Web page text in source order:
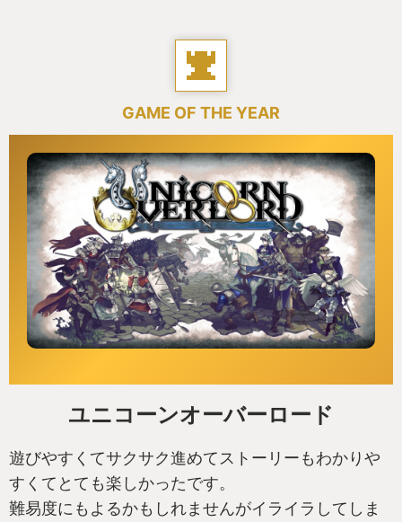
GAME OF THE YEAR
ユニコーンオーバーロード
遊びやすくてサクサク進めてストーリーもわかりや
すくてとても楽しかったです。
難易度にもよるかもしれませんがイライラしてしま